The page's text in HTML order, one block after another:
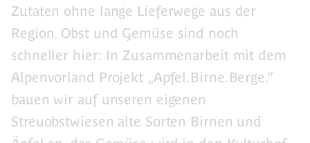
Zutaten ohne lange Lieferwege aus der
Region. Obst und Gemüse sind noch
schneller hier: In Zusammenarbeit mit dem
Alpenvorland Projekt „Apfel.Birne.Berge.“
bauen wir auf unseren eigenen
Streuobstwiesen alte Sorten Birnen und